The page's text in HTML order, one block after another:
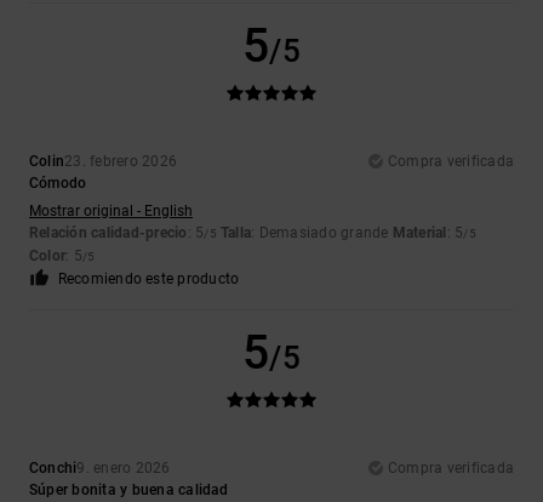
5/5
Colin23. febrero 2026
Compra verificada
Cómodo
Mostrar original - English
Relación calidad-precio : 5/5 Talla: Demasiado grande Material : 5/5
Color: 5/5
Recomiendo este producto
5/5
Conchi9. enero 2026
Compra verificada
Súper bonita y buena calidad